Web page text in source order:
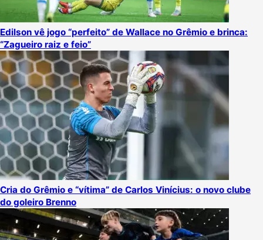
Edilson vê jogo “perfeito” de Wallace no Grêmio e brinca:
“Zagueiro raiz e feio”
Cria do Grêmio e “vítima” de Carlos Vinícius: o novo clube
do goleiro Brenno